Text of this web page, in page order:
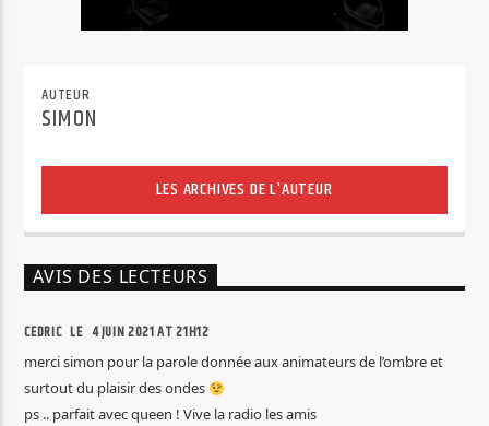
AUTEUR
SIMON
LES ARCHIVES DE L'AUTEUR
AVIS DES LECTEURS
CEDRIC LE 4 JUIN 2021 AT 21H12
merci simon pour la parole donnée aux animateurs de l’ombre et
surtout du plaisir des ondes
ps .. parfait avec queen ! Vive la radio les amis